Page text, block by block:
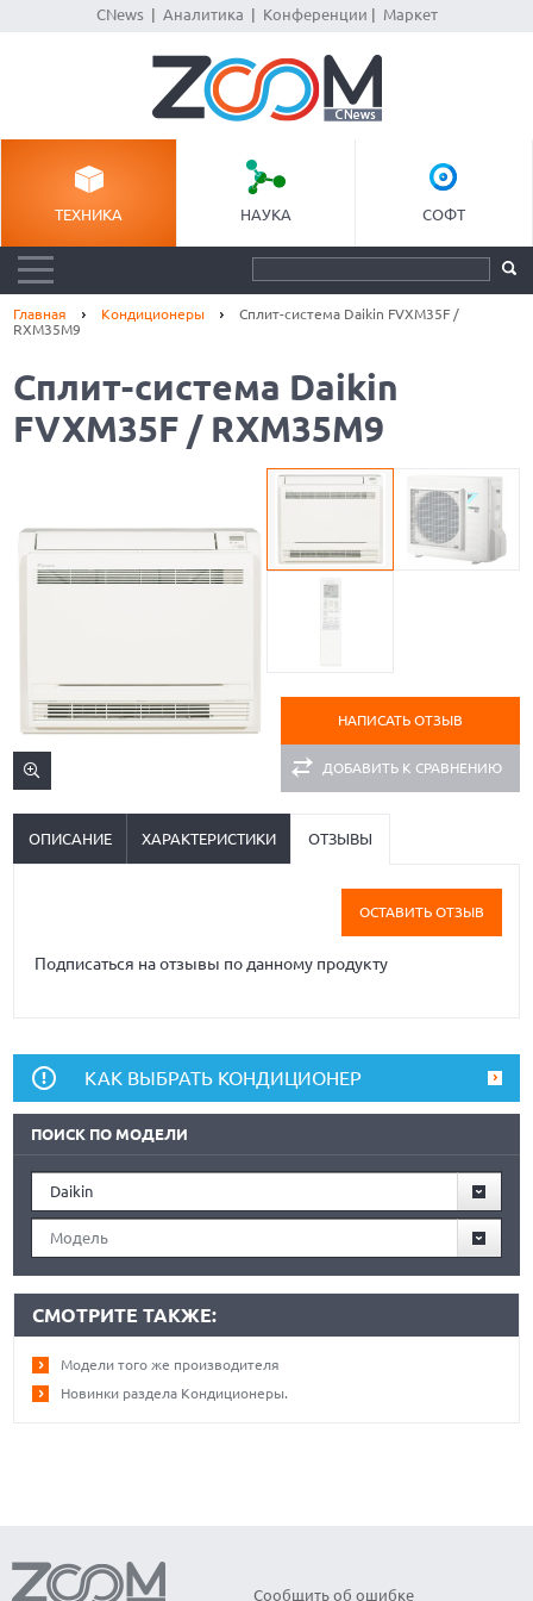
CNews| Аналитика Конференции Маркет
ТЕХНИКА НАУКА СОФТ
Главная Кондиционеры
Сплит-система Daikin FVXM35F /
RXM35M9
Сплит-система Daikin
FVXM35F / RXM35M9
НАПИСАТЬ ОТЗЫВ
ДОБАВИТЬ К СРАВНЕНИЮ
ОПИСАНИЕ ХАРАКТЕРИСТИКИ ОТЗЫВЫ
ОСТАВИТЬ ОТЗЫВ
Подписаться на отзывы по данному продукту
КАК ВЫБРАТЬ КОНДИЦИОНЕР
ПОИСК ПО МОДЕЛИ
Daikin
Модель
СМОТРИТЕ ТАКЖЕ:
Модели того же производителя
Новинки раздела Кондиционеры.
Сообщить об ошибке